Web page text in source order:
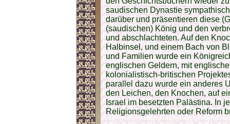
saudischen Dynastie
darüber und präsentieren diese
(saudischen) König und den
und abschlachteten. Auf den
Halbinsel, und einem Bach von
und Familien wurde ein
englischen Geldern, mit
kolonialistisch-britischen
parallel dazu wurde ein anderes
den Leichen, den Knochen, auf
Israel im besetzten Palästina. In
Religionsgelehrten oder Reform